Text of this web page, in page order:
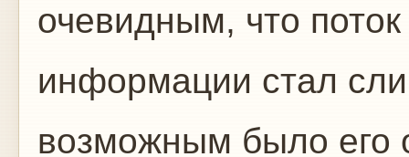
очевидным, что
информации стал
возможным было его